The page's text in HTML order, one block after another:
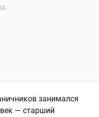
занимался
— старший